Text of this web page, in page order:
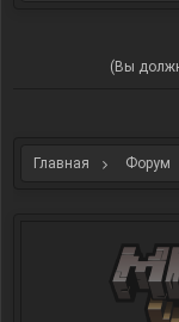
(Вы
Главная Форум